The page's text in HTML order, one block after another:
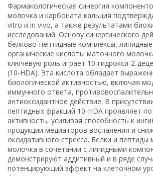
Фармакологическая синергия
молочка и карбоната кальция
vitro и in vivo, а также результатами
исследований. Основу синергического
белково-пептидные комплексы,
органические кислоты маточного
ключевую роль играет 10-гидрокси-2-
(10-HDA). Эта кислота обладает
биологической активностью, включая
иммунного ответа,
антиоксидантное действие. В
пептидных фракций 10-HDA проявляет
активность, усиливая способность к
продукции медиаторов воспаления и
оксидативного стресса. Белки и пептиды
молочка в сочетании с липидными
демонстрируют аддитивный и в ряде
потенцирующий эффект на клеточном